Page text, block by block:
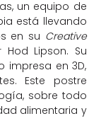
un equipo de
está llevando
en su Creative
Lipson. Su
impresa en 3D,
Este postre
sobre todo
alimentaria y